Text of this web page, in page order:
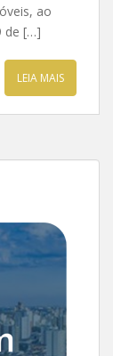
ao
de […]
LEIA MAIS